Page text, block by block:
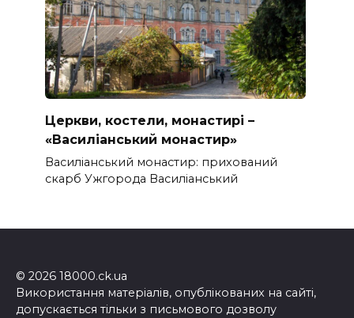
Церкви, костели, монастирі –
«Василіанський монастир»
Василіанський монастир: прихований
скарб Ужгорода Василіанський
© 2026 18000.ck.ua
Використання матеріалів, опублікованих на сайті,
допускається тільки з письмового дозволу